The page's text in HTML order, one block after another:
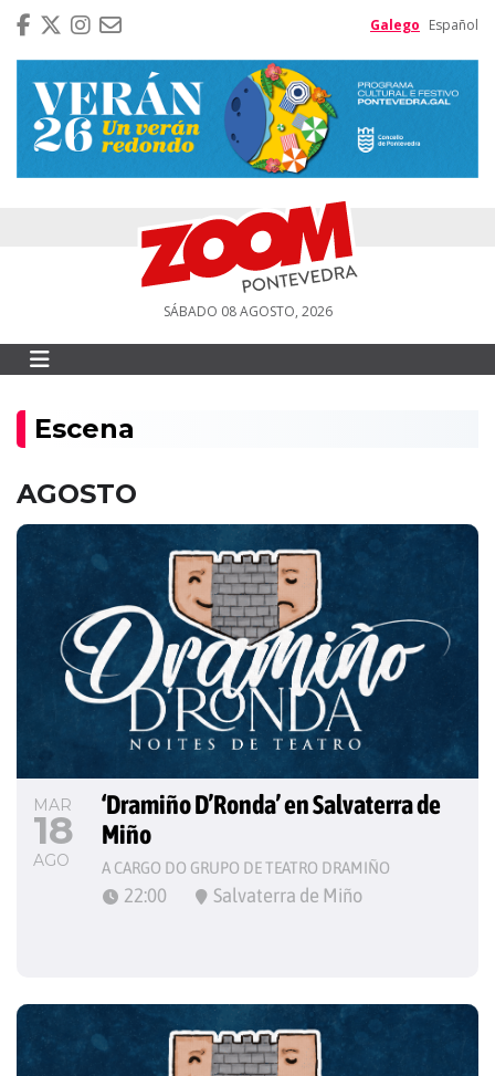
Galego Español
SÁBADO 08 AGOSTO, 2026
Escena
AGOSTO
MAR
18
AGO
‘Dramiño D’Ronda’ en Salvaterra de
Miño
A CARGO DO GRUPO DE TEATRO DRAMIÑO
22:00 Salvaterra de Miño